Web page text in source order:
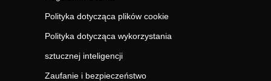
Polityka dotycząca plików cookie
Polityka dotycząca wykorzystania
sztucznej inteligencji
Zaufanie i bezpieczeństwo